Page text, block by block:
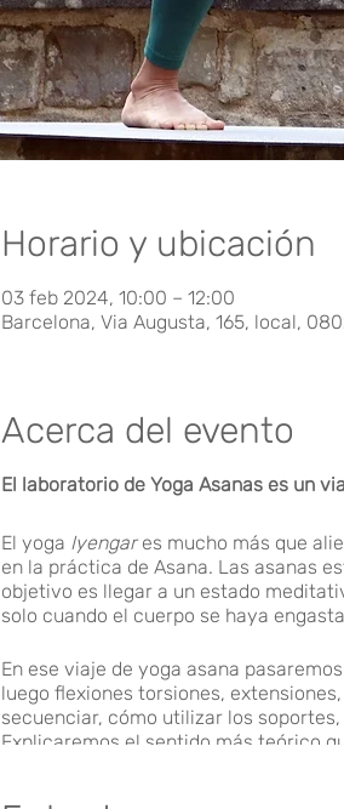
Horario y ubicación
03 feb 2024, 10:00 – 12:00
Barcelona, Via Augusta, 165, local,
Acerca del evento
El laboratorio de Yoga Asanas es un
El yoga Iyengares mucho más que
en la práctica de Asana. Las asanas
objetivo es llegar a un estado
solo cuando el cuerpo se haya
En ese viaje de yoga asana
luego flexiones torsiones,
secuenciar, cómo utilizar los
Explicaremos el sentido más teórico